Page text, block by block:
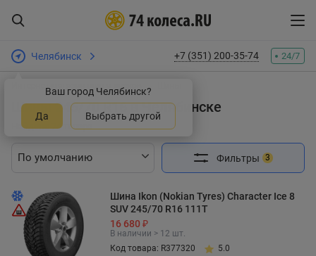
Челябинск
Ваш город Челябинск?
Да Выбрать другой
+7 (351) 200-35-74 24/7
Интернет-магазин шин и дисков
Шины 245/70 R16 в Челябинске
Найдено 74 товара
Фильтры 3
Шина Ikon (Nokian Tyres) Character Ice 8
SUV 245/70 R16 111T
16 680 ₽
В наличии > 12 шт.
Код товара: R377320
5.0